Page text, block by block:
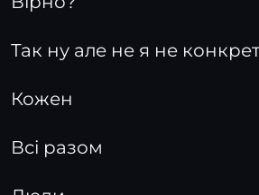
Так ну але не я не
Кожен
Всі разом